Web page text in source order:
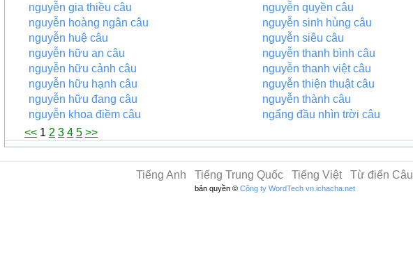
nguyễn gia thiều câu
nguyễn hoàng ngân câu
nguyễn huệ câu
nguyễn hữu an câu
nguyễn hữu cảnh câu
nguyễn hữu hạnh câu
nguyễn hữu đang câu
nguyễn khoa điềm câu
nguyễn quyền câu
nguyễn sinh hùng câu
nguyễn siêu câu
nguyễn thanh bình câu
nguyễn thanh việt câu
nguyễn thiện thuật câu
nguyễn thành câu
ngẩng đầu nhìn trời câu
<< 1 2 3 4 5 >>
Tiếng Anh Tiếng Trung Quốc Tiếng Việt Từ điển Câu
bản quyền © Công ty WordTech vn.ichacha.net